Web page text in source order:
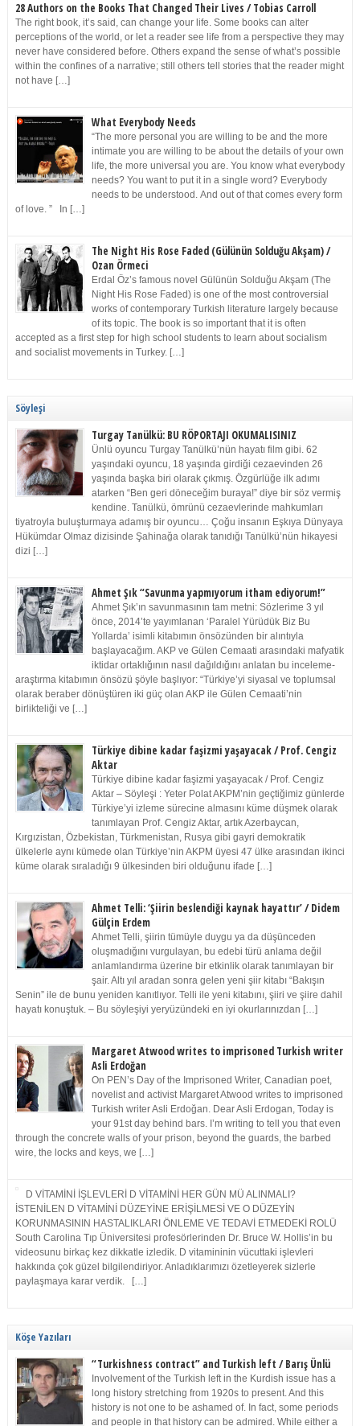
28 Authors on the Books That Changed Their Lives / Tobias Carroll
The right book, it’s said, can change your life. Some books can alter
perceptions of the world, or let a reader see life from a perspective they may
never have considered before. Others expand the sense of what’s possible
within the confines of a narrative; still others tell stories that the reader might
not have […]
What Everybody Needs
“The more personal you are willing to be and the more
intimate you are willing to be about the details of your own
life, the more universal you are. You know what everybody
needs? You want to put it in a single word? Everybody
needs to be understood. And out of that comes every form
of love. ” In […]
The Night His Rose Faded (Gülünün Solduğu Akşam) /
Ozan Örmeci
Erdal Öz’s famous novel Gülünün Solduğu Akşam (The
Night His Rose Faded) is one of the most controversial
works of contemporary Turkish literature largely because
of its topic. The book is so important that it is often
accepted as a first step for high school students to learn about socialism
and socialist movements in Turkey. […]
Söyleşi
Turgay Tanülkü: BU RÖPORTAJI OKUMALISINIZ
Ünlü oyuncu Turgay Tanülkü’nün hayatı film gibi. 62
yaşındaki oyuncu, 18 yaşında girdiği cezaevinden 26
yaşında başka biri olarak çıkmış. Özgürlüğe ilk adımı
atarken “Ben geri döneceğim buraya!” diye bir söz vermiş
kendine. Tanülkü, ömrünü cezaevlerinde mahkumları
tiyatroyla buluşturmaya adamış bir oyuncu… Çoğu insanın Eşkıya Dünyaya
Hükümdar Olmaz dizisinde Şahinağa olarak tanıdığı Tanülkü’nün hikayesi
dizi […]
Ahmet Şık “Savunma yapmıyorum itham ediyorum!”
Ahmet Şık’ın savunmasının tam metni: Sözlerime 3 yıl
önce, 2014’te yayımlanan ‘Paralel Yürüdük Biz Bu
Yollarda’ isimli kitabımın önsözünden bir alıntıyla
başlayacağım. AKP ve Gülen Cemaati arasındaki mafyatik
iktidar ortaklığının nasıl dağıldığını anlatan bu inceleme-
araştırma kitabımın önsözü şöyle başlıyor: “Türkiye’yi siyasal ve toplumsal
olarak beraber dönüştüren iki güç olan AKP ile Gülen Cemaati’nin
birlikteliği ve […]
Türkiye dibine kadar faşizmi yaşayacak / Prof. Cengiz
Aktar
Türkiye dibine kadar faşizmi yaşayacak / Prof. Cengiz
Aktar – Söyleşi : Yeter Polat AKPM’nin geçtiğimiz günlerde
Türkiye’yi izleme sürecine almasını küme düşmek olarak
tanımlayan Prof. Cengiz Aktar, artık Azerbaycan,
Kırgızistan, Özbekistan, Türkmenistan, Rusya gibi gayri demokratik
ülkelerle aynı kümede olan Türkiye’nin AKPM üyesi 47 ülke arasından ikinci
küme olarak sıraladığı 9 ülkesinden biri olduğunu ifade […]
Ahmet Telli: ‘Şiirin beslendiği kaynak hayattır’ / Didem
Gülçin Erdem
Ahmet Telli, şiirin tümüyle duygu ya da düşünceden
oluşmadığını vurgulayan, bu edebi türü anlama değil
anlamlandırma üzerine bir etkinlik olarak tanımlayan bir
şair. Altı yıl aradan sonra gelen yeni şiir kitabı “Bakışın
Senin” ile de bunu yeniden kanıtlıyor. Telli ile yeni kitabını, şiiri ve şiire dahil
hayatı konuştuk. – Bu söyleşiyi yeryüzündeki en iyi okurlarınızdan […]
Margaret Atwood writes to imprisoned Turkish writer
Asli Erdoğan
On PEN’s Day of the Imprisoned Writer, Canadian poet,
novelist and activist Margaret Atwood writes to imprisoned
Turkish writer Asli Erdoğan. Dear Asli Erdogan, Today is
your 91st day behind bars. I’m writing to tell you that even
through the concrete walls of your prison, beyond the guards, the barbed
wire, the locks and keys, we […]
D VİTAMİNİ İŞLEVLERİ D VİTAMİNİ HER GÜN MÜ ALINMALI?
İSTENİLEN D VİTAMİNİ DÜZEYİNE ERİŞİLMESİ VE O DÜZEYİN
KORUNMASININ HASTALIKLARI ÖNLEME VE TEDAVİ ETMEDEKİ ROLÜ
South Carolina Tıp Üniversitesi profesörlerinden Dr. Bruce W. Hollis’in bu
videosunu birkaç kez dikkatle izledik. D vitamininin vücuttaki işlevleri
hakkında çok güzel bilgilendiriyor. Anladıklarımızı özetleyerek sizlerle
paylaşmaya karar verdik. […]
Köşe Yazıları
“Turkishness contract” and Turkish left / Barış Ünlü
Involvement of the Turkish left in the Kurdish issue has a
long history stretching from 1920s to present. And this
history is not one to be ashamed of. In fact, some periods
and people in that history can be admired. While either a